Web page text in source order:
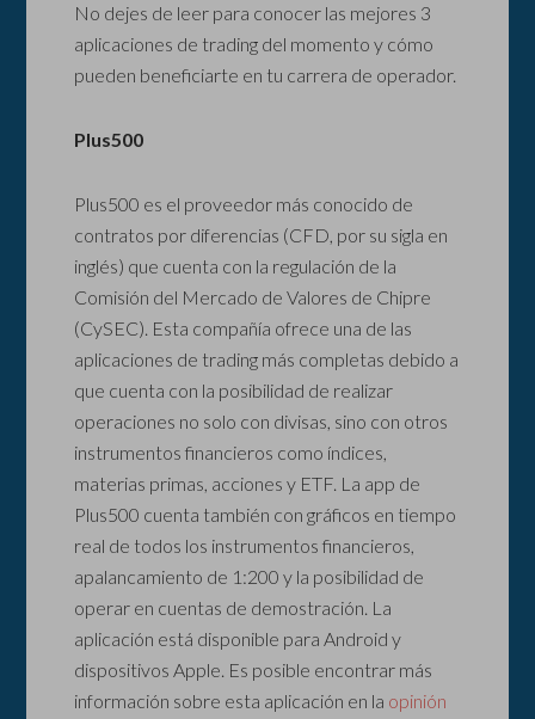
No dejes de leer para conocer las mejores 3
aplicaciones de trading del momento y cómo
pueden beneficiarte en tu carrera de operador.
Plus500
Plus500 es el proveedor más conocido de
contratos por diferencias (CFD, por su sigla en
inglés) que cuenta con la regulación de la
Comisión del Mercado de Valores de Chipre
(CySEC). Esta compañía ofrece una de las
aplicaciones de trading más completas debido a
que cuenta con la posibilidad de realizar
operaciones no solo con divisas, sino con otros
instrumentos financieros como índices,
materias primas, acciones y ETF. La app de
Plus500 cuenta también con gráficos en tiempo
real de todos los instrumentos financieros,
apalancamiento de 1:200 y la posibilidad de
operar en cuentas de demostración. La
aplicación está disponible para Android y
dispositivos Apple. Es posible encontrar más
información sobre esta aplicación en la opinión